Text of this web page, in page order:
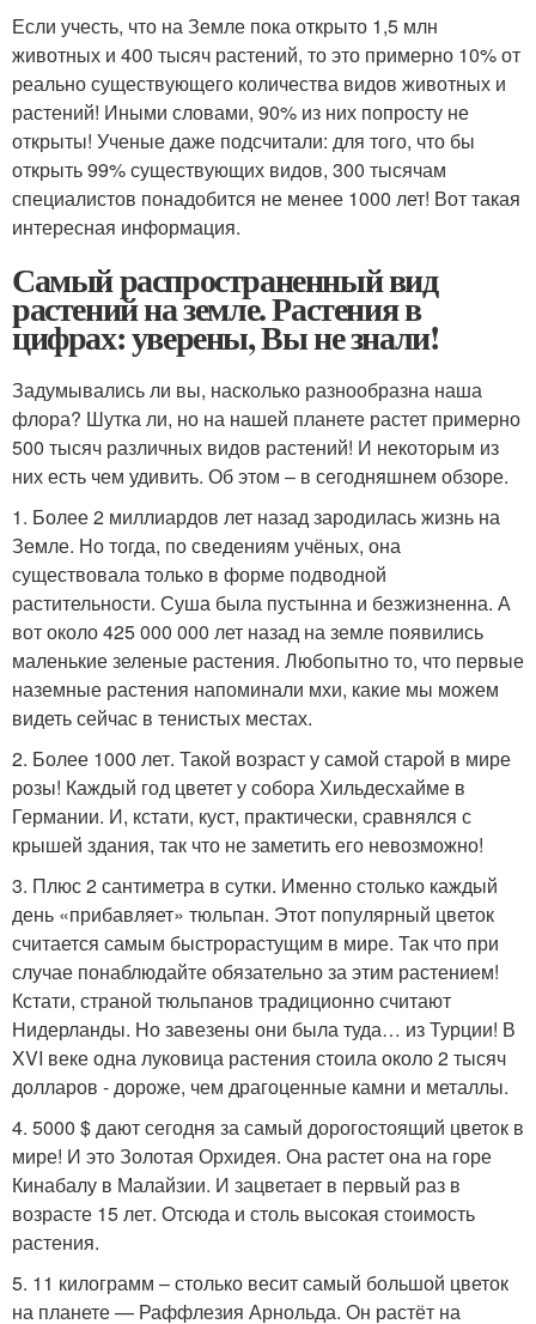
Если учесть, что на Земле пока открыто 1,5 млн
животных и 400 тысяч растений, то это примерно 10% от
реально существующего количества видов животных и
растений! Иными словами, 90% из них попросту не
открыты! Ученые даже подсчитали: для того, что бы
открыть 99% существующих видов, 300 тысячам
специалистов понадобится не менее 1000 лет! Вот такая
интересная информация.
Самый распространенный вид
растений на земле. Растения в
цифрах: уверены, Вы не знали!
Задумывались ли вы, насколько разнообразна наша
флора? Шутка ли, но на нашей планете растет примерно
500 тысяч различных видов растений! И некоторым из
них есть чем удивить. Об этом – в сегодняшнем обзоре.
1. Более 2 миллиардов лет назад зародилась жизнь на
Земле. Но тогда, по сведениям учёных, она
существовала только в форме подводной
растительности. Суша была пустынна и безжизненна. А
вот около 425 000 000 лет назад на земле появились
маленькие зеленые растения. Любопытно то, что первые
наземные растения напоминали мхи, какие мы можем
видеть сейчас в тенистых местах.
2. Более 1000 лет. Такой возраст у самой старой в мире
розы! Каждый год цветет у собора Хильдесхайме в
Германии. И, кстати, куст, практически, сравнялся с
крышей здания, так что не заметить его невозможно!
3. Плюс 2 сантиметра в сутки. Именно столько каждый
день «прибавляет» тюльпан. Этот популярный цветок
считается самым быстрорастущим в мире. Так что при
случае понаблюдайте обязательно за этим растением!
Кстати, страной тюльпанов традиционно считают
Нидерланды. Но завезены они была туда… из Турции! В
XVI веке одна луковица растения стоила около 2 тысяч
долларов - дороже, чем драгоценные камни и металлы.
4. 5000 $ дают сегодня за самый дорогостоящий цветок в
мире! И это Золотая Орхидея. Она растет она на горе
Кинабалу в Малайзии. И зацветает в первый раз в
возрасте 15 лет. Отсюда и столь высокая стоимость
растения.
5. 11 килограмм – столько весит самый большой цветок
на планете — Раффлезия Арнольда. Он растёт на